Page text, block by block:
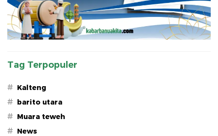
Tag Terpopuler
# Kalteng
# barito utara
# Muara teweh
# News